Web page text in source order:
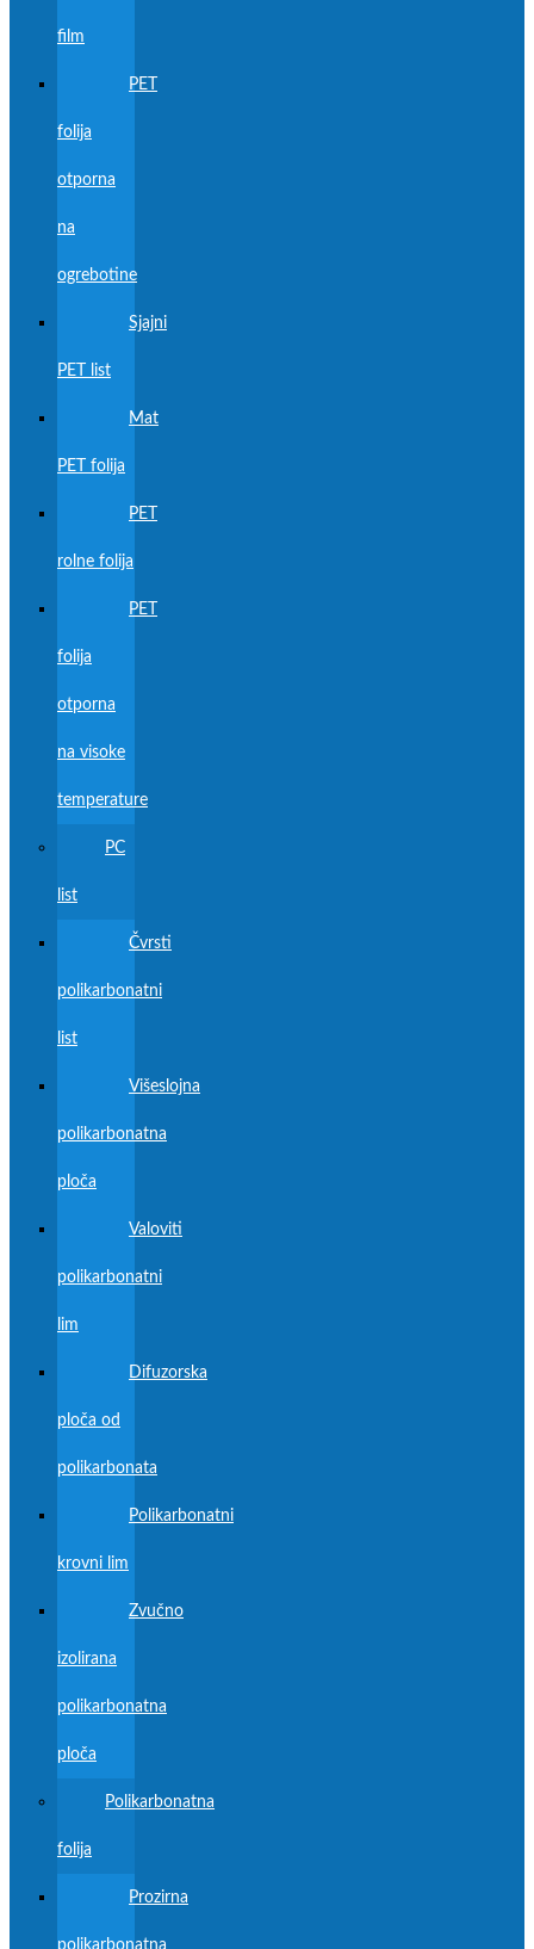
film
PET
folija
otporna
na
ogrebotine
Sjajni
PET list
Mat
PET folija
PET
rolne folija
PET
folija
otporna
na visoke
temperature
PC
list
Čvrsti
polikarbonatni
list
Višeslojna
polikarbonatna
ploča
Valoviti
polikarbonatni
lim
Difuzorska
ploča od
polikarbonata
Polikarbonatni
krovni lim
Zvučno
izolirana
polikarbonatna
ploča
Polikarbonatna
folija
Prozirna
polikarbonatna